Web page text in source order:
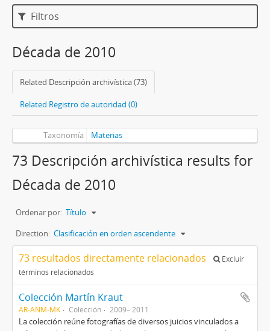
Filtros
Década de 2010
Related Descripción archivística (73)
Related Registro de autoridad (0)
Taxonomía Materias
73 Descripción archivística results for
Década de 2010
Ordenar por: Título
Direction: Clasificación en orden ascendente
73 resultados directamente relacionados
Excluir
términos relacionados
Colección Martín Kraut
AR-ANM-MK Colección 2009– 2011
La colección reúne fotografías de diversos juicios vinculados a